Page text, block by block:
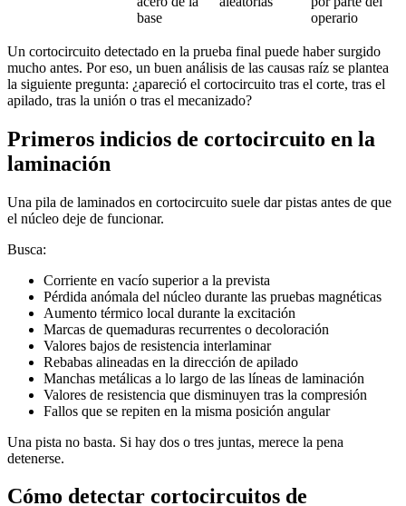
base
operario
Un cortocircuito detectado en la prueba final puede haber surgido
mucho antes. Por eso, un buen análisis de las causas raíz se plantea
la siguiente pregunta: ¿apareció el cortocircuito tras el corte, tras el
apilado, tras la unión o tras el mecanizado?
Primeros indicios de cortocircuito en la
laminación
Una pila de laminados en cortocircuito suele dar pistas antes de que
el núcleo deje de funcionar.
Busca:
Corriente en vacío superior a la prevista
Pérdida anómala del núcleo durante las pruebas magnéticas
Aumento térmico local durante la excitación
Marcas de quemaduras recurrentes o decoloración
Valores bajos de resistencia interlaminar
Rebabas alineadas en la dirección de apilado
Manchas metálicas a lo largo de las líneas de laminación
Valores de resistencia que disminuyen tras la compresión
Fallos que se repiten en la misma posición angular
Una pista no basta. Si hay dos o tres juntas, merece la pena
detenerse.
Cómo detectar cortocircuitos de